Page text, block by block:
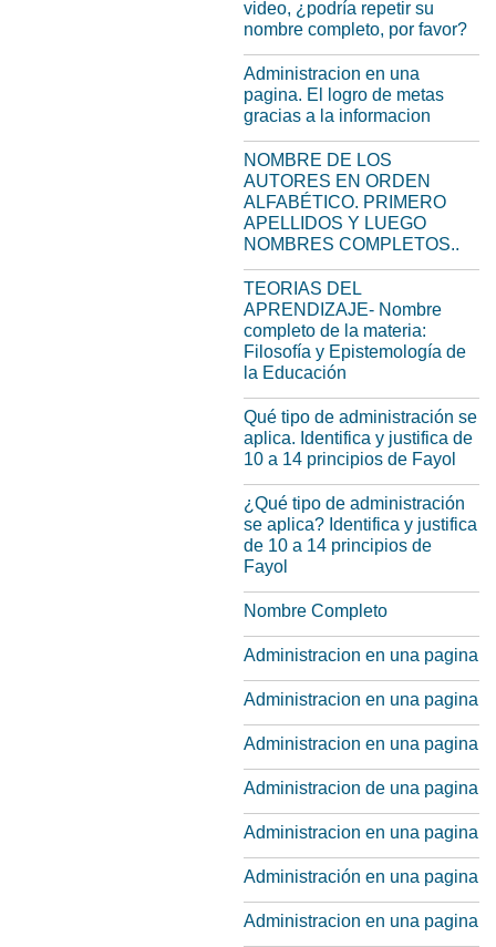
video, ¿podría repetir su
nombre completo, por favor?
Administracion en una
pagina. El logro de metas
gracias a la informacion
NOMBRE DE LOS
AUTORES EN ORDEN
ALFABÉTICO. PRIMERO
APELLIDOS Y LUEGO
NOMBRES COMPLETOS..
TEORIAS DEL
APRENDIZAJE- Nombre
completo de la materia:
Filosofía y Epistemología de
la Educación
Qué tipo de administración se
aplica. Identifica y justifica de
10 a 14 principios de Fayol
¿Qué tipo de administración
se aplica? Identifica y justifica
de 10 a 14 principios de
Fayol
Nombre Completo
Administracion en una pagina
Administracion en una pagina
Administracion en una pagina
Administracion de una pagina
Administracion en una pagina
Administración en una pagina
Administracion en una pagina